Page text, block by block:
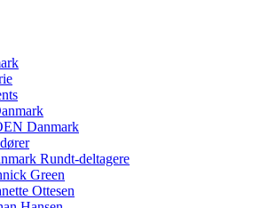
Danmark
Rundt-deltagere
Green
Ottesen